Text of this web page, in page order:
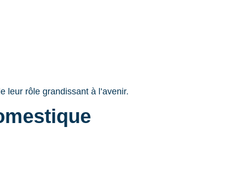
leur rôle grandissant à l’avenir.